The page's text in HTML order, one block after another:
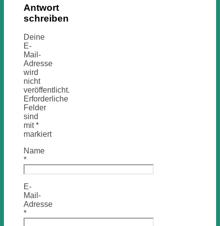
Antwort
schreiben
Deine
E-
Mail-
Adresse
wird
nicht
veröffentlicht.
Erforderliche
Felder
sind
mit*
markiert
Name
*
E-
Mail-
Adresse
*